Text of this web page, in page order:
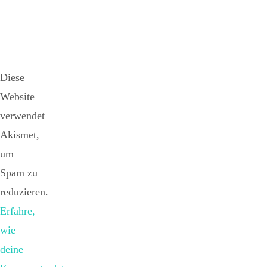
Diese
Website
verwendet
Akismet,
um
Spam zu
reduzieren.
Erfahre,
wie
deine